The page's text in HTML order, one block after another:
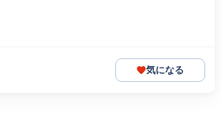
気になる